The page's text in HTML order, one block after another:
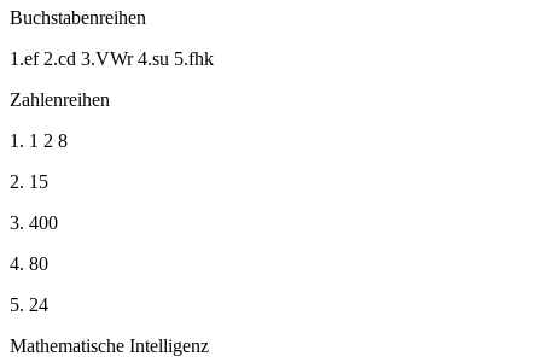
Buchstabenreihen
1.ef 2.cd 3.VWr 4.su 5.fhk
Zahlenreihen
1. 1 2 8
2. 15
3. 400
4. 80
5. 24
Mathematische Intelligenz